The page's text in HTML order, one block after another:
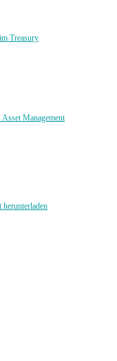
Treasury
Management
herunterladen